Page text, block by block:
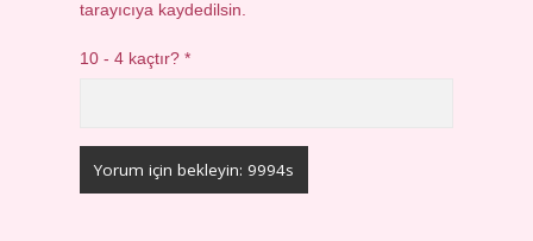
tarayıcıya kaydedilsin.
10 - 4 kaçtır?*